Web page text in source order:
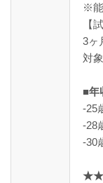
※能
【
3ヶ
対
■年
-25
-28
-30
★★